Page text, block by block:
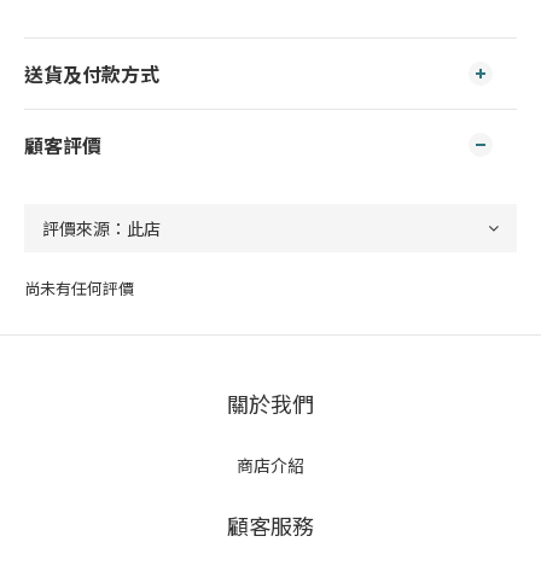
送貨及付款方式
顧客評價
尚未有任何評價
關於我們
商店介紹
顧客服務